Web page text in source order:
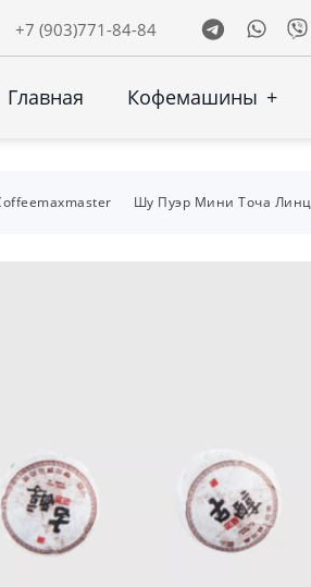
+7 (903)771-84-84 Telegram
Главная Кофемашины +
Шу Пуэр Мини Точа